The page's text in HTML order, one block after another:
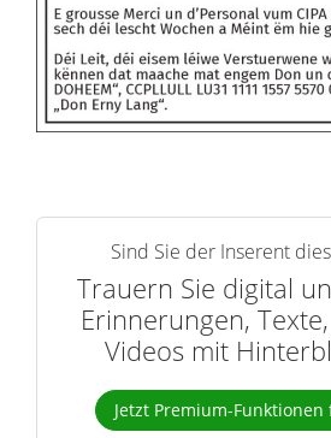
Sind Sie der Inserent
Trauern Sie digital
Erinnerungen,
Videos mit
Jetzt Premium-